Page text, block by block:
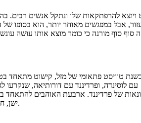
ויוצא להרפתקאות שלו ונתקל אנשים רבים.
אבל במפגשים מאוחר יותר, הוא בסופו
סוף סוף מורנה כי כומר מוצא אותו עושה
טוויסט פתאומי של מזל, קישוט מתאחד
של פרדיננד. ארבעת האוהבים להתאחד
ישן, חולם שהוא הנלחם ענק.